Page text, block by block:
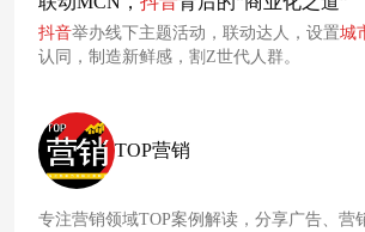
抖音举办线下主题活动，联动达人，设置城
认同，制造新鲜感，割Z世代人群。
TOP营销
专注营销领域TOP案例解读，分享广告、营